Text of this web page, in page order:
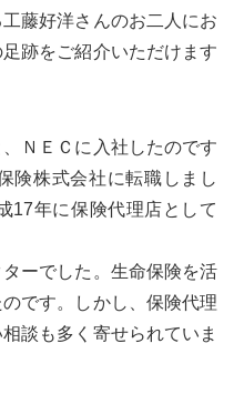
藤好洋さんのお二人にお
跡をご紹介いただけます
ＮＥＣに入社したのです
険株式会社に転職しまし
17年に保険代理店として
ーでした。生命保険を活
です。しかし、保険代理
談も多く寄せられていま